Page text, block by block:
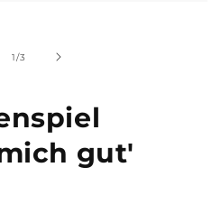
1/von
3
gut'